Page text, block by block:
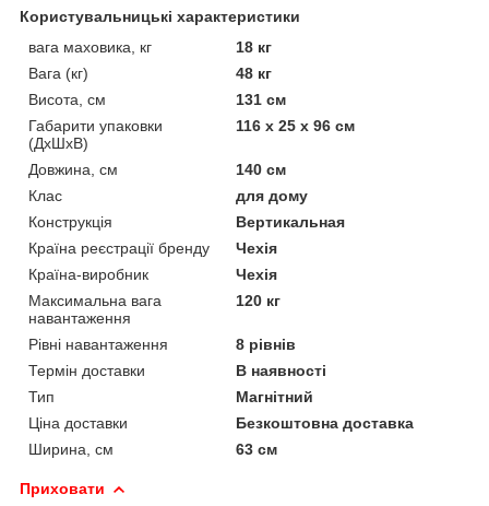
Користувальницькі характеристики
вага маховика, кг
18 кг
Вага (кг)
48 кг
Висота, см
131 см
Габарити упаковки
(ДхШхВ)
116 х 25 х 96 см
Довжина, см
140 см
Клас
для дому
Конструкція
Вертикальная
Країна реєстрації бренду
Чехія
Країна-виробник
Чехія
Максимальна вага
навантаження
120 кг
Рівні навантаження
8 рівнів
Термін доставки
В наявності
Тип
Магнітний
Ціна доставки
Безкоштовна доставка
Ширина, см
63 см
Приховати